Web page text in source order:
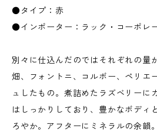
●タイプ：赤
●インポーター：ラック・コーポレ
別々に仕込んだのではそれぞれの量
畑、フォントニ、コルボー、ペリエ
ュしたもの。煮詰めたラズベリーに
はしっかりしており、豊かなボディ
ろやか。アフターにミネラルの余韻。